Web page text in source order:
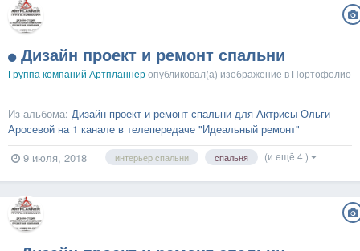
Дизайн проект и ремонт спальни
Группа компаний Артпланнеропубликовал(а) изображение в Портофолио
Из альбома: Дизайн проект и ремонт спальни для Актрисы Ольги
Аросевой на 1 канале в телепередаче "Идеальный ремонт"
9 июля, 2018
интерьер спальни спальня (и ещё 4 )